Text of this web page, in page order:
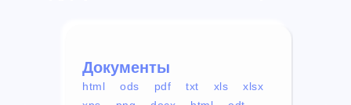
Документы
html ods pdf txt xls
xlsx